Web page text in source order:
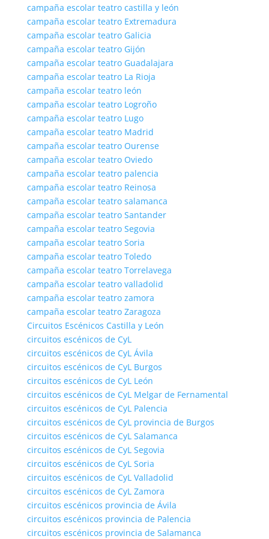
campaña escolar teatro castilla y león
campaña escolar teatro Extremadura
campaña escolar teatro Galicia
campaña escolar teatro Gijón
campaña escolar teatro Guadalajara
campaña escolar teatro La Rioja
campaña escolar teatro león
campaña escolar teatro Logroño
campaña escolar teatro Lugo
campaña escolar teatro Madrid
campaña escolar teatro Ourense
campaña escolar teatro Oviedo
campaña escolar teatro palencia
campaña escolar teatro Reinosa
campaña escolar teatro salamanca
campaña escolar teatro Santander
campaña escolar teatro Segovia
campaña escolar teatro Soria
campaña escolar teatro Toledo
campaña escolar teatro Torrelavega
campaña escolar teatro valladolid
campaña escolar teatro zamora
campaña escolar teatro Zaragoza
Circuitos Escénicos Castilla y León
circuitos escénicos de CyL
circuitos escénicos de CyL Ávila
circuitos escénicos de CyL Burgos
circuitos escénicos de CyL León
circuitos escénicos de CyL Melgar de Fernamental
circuitos escénicos de CyL Palencia
circuitos escénicos de CyL provincia de Burgos
circuitos escénicos de CyL Salamanca
circuitos escénicos de CyL Segovia
circuitos escénicos de CyL Soria
circuitos escénicos de CyL Valladolid
circuitos escénicos de CyL Zamora
circuitos escénicos provincia de Ávila
circuitos escénicos provincia de Palencia
circuitos escénicos provincia de Salamanca